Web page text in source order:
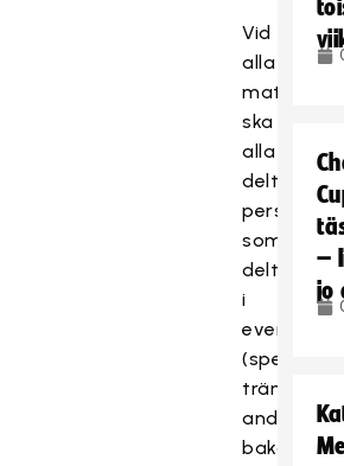
Vid
alla
ska
alla
deltagande
personer
som
deltagit
i
(spelare,
tränare,
andra
–
jo